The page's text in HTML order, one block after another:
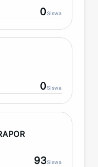
0Siswa
0Siswa
93Siswa